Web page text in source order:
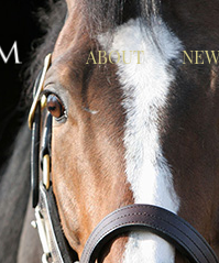
ABOUT